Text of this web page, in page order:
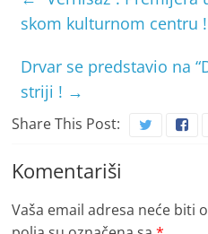
skom kulturnom centru !
Drvar se predstavio na
striji ! →
Share This Post:
Komentariši
Vaša email adresa neće biti